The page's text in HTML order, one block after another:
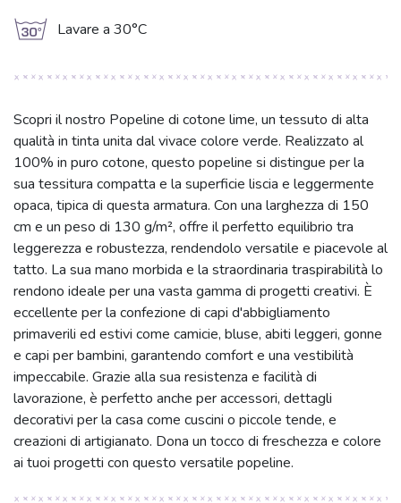
g Lavare a 30°C
Scopri il nostro Popeline di cotone lime, un tessuto di alta
qualità in tinta unita dal vivace colore verde. Realizzato al
100% in puro cotone, questo popeline si distingue per la
sua tessitura compatta e la superficie liscia e leggermente
opaca, tipica di questa armatura. Con una larghezza di 150
cm e un peso di 130 g/m², offre il perfetto equilibrio tra
leggerezza e robustezza, rendendolo versatile e piacevole al
tatto. La sua mano morbida e la straordinaria traspirabilità lo
rendono ideale per una vasta gamma di progetti creativi. È
eccellente per la confezione di capi d'abbigliamento
primaverili ed estivi come camicie, bluse, abiti leggeri, gonne
e capi per bambini, garantendo comfort e una vestibilità
impeccabile. Grazie alla sua resistenza e facilità di
lavorazione, è perfetto anche per accessori, dettagli
decorativi per la casa come cuscini o piccole tende, e
creazioni di artigianato. Dona un tocco di freschezza e colore
ai tuoi progetti con questo versatile popeline.